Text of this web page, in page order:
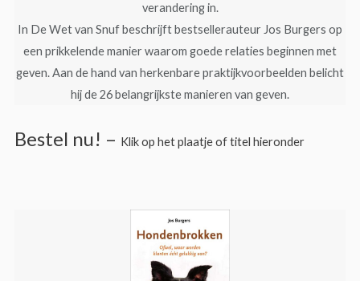
verandering in.
In De Wet van Snuf beschrijft bestsellerauteur Jos Burgers op
een prikkelende manier waarom goede relaties beginnen met
geven. Aan de hand van herkenbare praktijkvoorbeelden belicht
hij de 26 belangrijkste manieren van geven.
Bestel nu! – Klik op het plaatje of titel hieronder